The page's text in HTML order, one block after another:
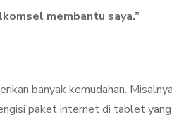
membantu saya.”
banyak kemudahan.
paket internet di tablet